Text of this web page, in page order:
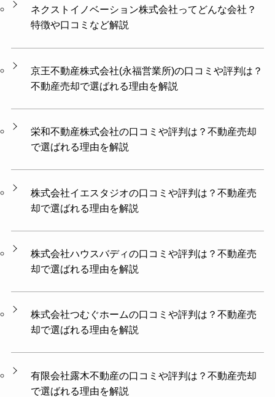
ネクストイノベーション株式会社ってどんな会社？
特徴や口コミなど解説
京王不動産株式会社(永福営業所)の口コミや評判は？
不動産売却で選ばれる理由を解説
栄和不動産株式会社の口コミや評判は？不動産売却
で選ばれる理由を解説
株式会社イエスタジオの口コミや評判は？不動産売
却で選ばれる理由を解説
株式会社ハウスバディの口コミや評判は？不動産売
却で選ばれる理由を解説
株式会社つむぐホームの口コミや評判は？不動産売
却で選ばれる理由を解説
有限会社露木不動産の口コミや評判は？不動産売却
で選ばれる理由を解説